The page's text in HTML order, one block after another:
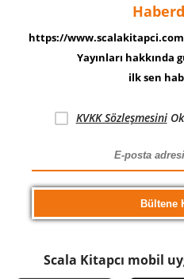
https://
Yayınları hakkında
ilk sen
KVKK Sözleşmesini
Scala Kitapcı mobil